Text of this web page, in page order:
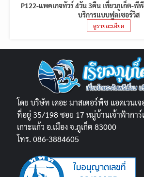
P122-แพคเกจทัวร์ 4วัน 3คืน เที่ยวภูเก็ต-พีพี
บริการแบบฟูลเซอร์วิส
ดูรายละเอียด
โดย บริษัท เดอะ มาสเตอร์พีช แอดเวนเจ
ที่อยู่ 35/198 ซอย 17 หมู่บ้านเจ้าฟ้าการ์
เกาะแก้ว อ.เมือง จ.ภูเก็ต 83000
โทร. 086-3884605